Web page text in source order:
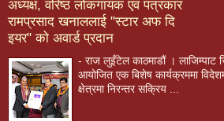
अध्यक्ष, वरिष्ठ लोकगायक एवं पत्रकार
रामप्रसाद खनाललाई "स्टार अफ दि
इयर" को अवार्ड प्रदान
- राज लुइँटेल काठमाडौं । लाजिम्पाट
आयोजित एक बिशेष कार्यक्रममा
क्षेत्रमा निरन्तर सक्रिय ...